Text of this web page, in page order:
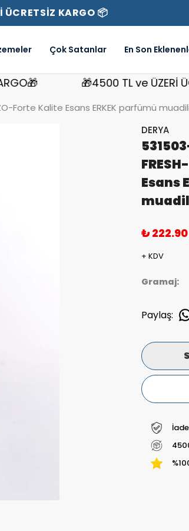
ÜCRETSİZ KARGO 📦
Çok Satanlar En Son
🎁4500 TL ve ÜZERİ
Forte Kalite Esans ERKEK parfümü
DERYA
Esans
₺ 222.90
+ KDV
Gramaj:
Paylaş: